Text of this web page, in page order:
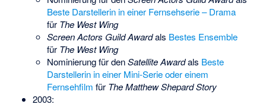
Beste Darstellerin in einer Fernsehserie – Drama
für The West Wing
Screen Actors Guild Awardals Bestes Ensemble
für The West Wing
Nominierung für denSatellite Awardals Beste
Darstellerin in einer Mini-Serie oder einem
Fernsehfilm für The Matthew Shepard Story
2003: